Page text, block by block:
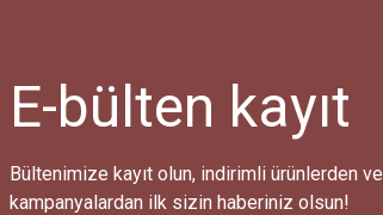
E-bülten kayıt
Bültenimize kayıt olun, indirimli ürünlerden ve
kampanyalardan ilk sizin haberiniz olsun!